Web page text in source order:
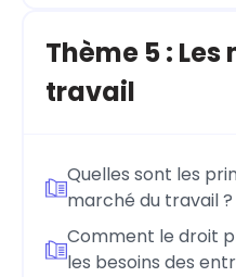
Thème 5 :
travail
Quelles sont les
marché du travail ?
Comment le droit
les besoins des